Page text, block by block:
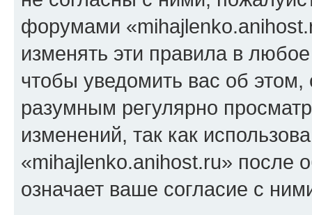
форумами
изменять эти правила в
чтобы уведомить вас об
разумным регулярно
изменений, так как
«mihajlenko.anihost.ru» после
означает ваше согласие с